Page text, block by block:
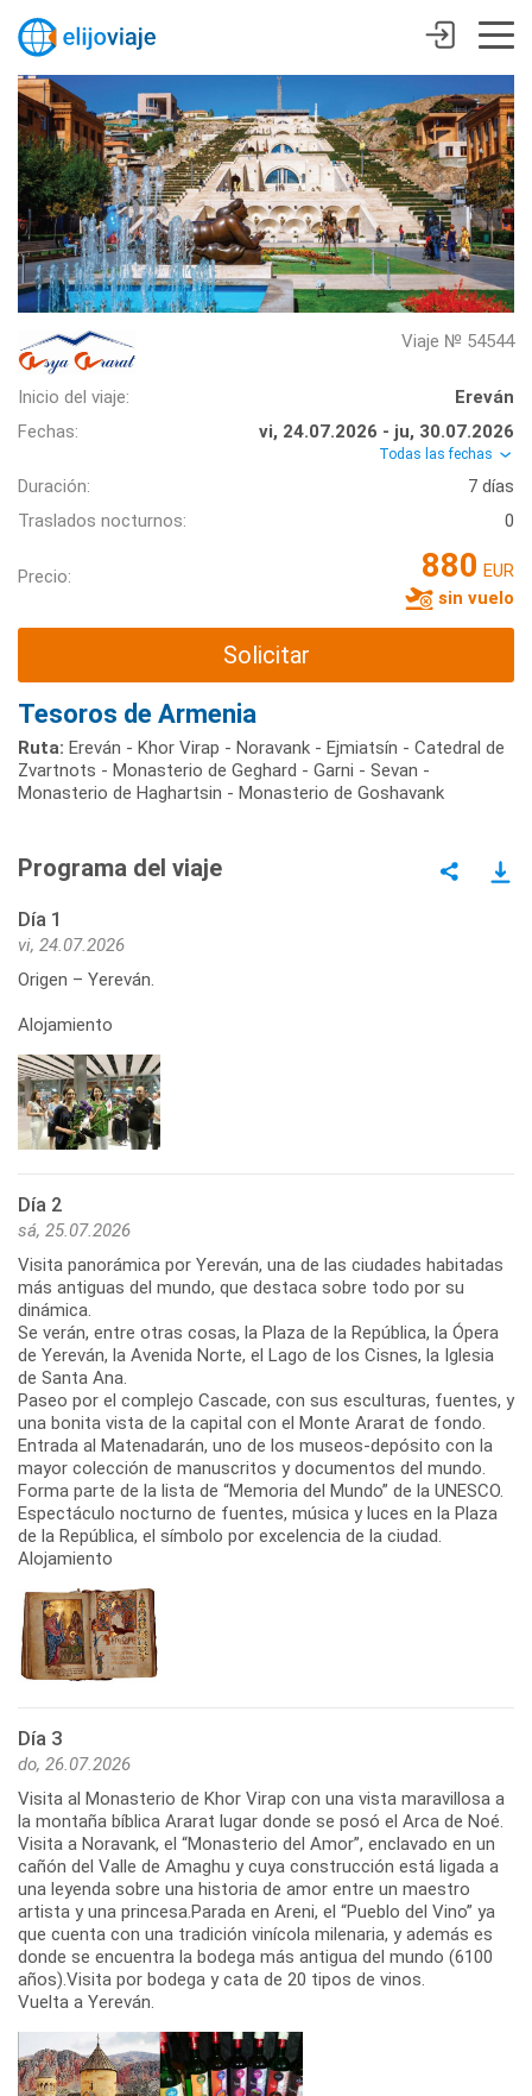
Viaje № 54544
Inicio del viaje:
Ereván
Fechas:
vi, 24.07.2026 - ju, 30.07.2026
Todas las fechas
Duración:
7 días
Traslados nocturnos:
0
Precio: 880 EUR
sin vuelo
Solicitar
Tesoros de Armenia
Ruta: Ereván - Khor Virap - Noravank - Ejmiatsín - Catedral de
Zvartnots - Monasterio de Geghard - Garni - Sevan -
Monasterio de Haghartsin - Monasterio de Goshavank
Programa del viaje
Día 1
vi, 24.07.2026
Origen – Yereván.
Alojamiento
Día 2
sá, 25.07.2026
Visita panorámica por Yereván, una de las ciudades habitadas
más antiguas del mundo, que destaca sobre todo por su
dinámica.
Se verán, entre otras cosas, la Plaza de la República, la Ópera
de Yereván, la Avenida Norte, el Lago de los Cisnes, la Iglesia
de Santa Ana.
Paseo por el complejo Cascade, con sus esculturas, fuentes, y
una bonita vista de la capital con el Monte Ararat de fondo.
Entrada al Matenadarán, uno de los museos-depósito con la
mayor colección de manuscritos y documentos del mundo.
Forma parte de la lista de “Memoria del Mundo” de la UNESCO.
Espectáculo nocturno de fuentes, música y luces en la Plaza
de la República, el símbolo por excelencia de la ciudad.
Día 3
do, 26.07.2026
Visita al Monasterio de Khor Virap con una vista maravillosa a
la montaña bíblica Ararat lugar donde se posó el Arca de Noé.
Visita a Noravank, el “Monasterio del Amor”, enclavado en un
cañón del Valle de Amaghu y cuya construcción está ligada a
una leyenda sobre una historia de amor entre un maestro
artista y una princesa.Parada en Areni, el “Pueblo del Vino” ya
que cuenta con una tradición vinícola milenaria, y además es
donde se encuentra la bodega más antigua del mundo (6100
años).Visita por bodega y cata de 20 tipos de vinos.